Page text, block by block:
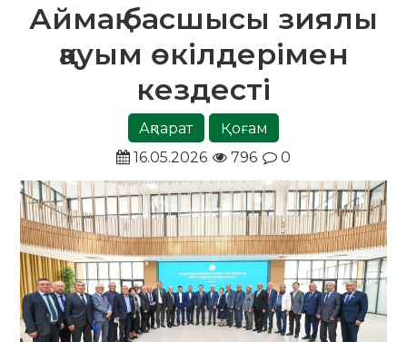
Аймақ басшысы зиялы
қауым өкілдерімен
кездесті
Ақпарат
Қоғам
16.05.2026
796 0